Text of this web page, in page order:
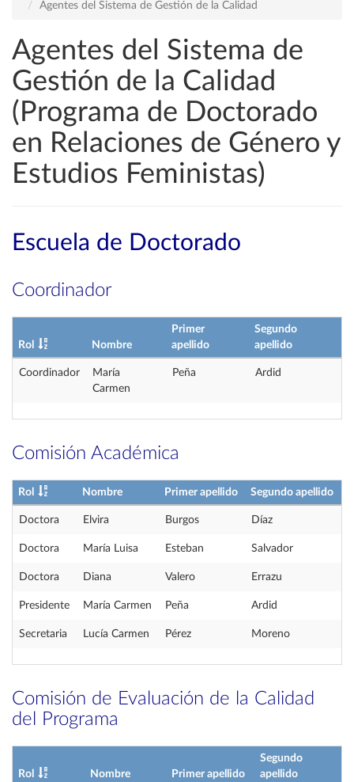
Agentes del Sistema de Gestión de la Calidad
Agentes del Sistema de
Gestión de la Calidad
(Programa de Doctorado
en Relaciones de Género y
Estudios Feministas)
Escuela de Doctorado
Coordinador
Rol Nombre
Primer
apellido
Segundo
apellido
Coordinador
María
Carmen
Peña Ardid
Comisión Académica
Rol Nombre Primer apellido Segundo apellido
Doctora Elvira Burgos Díaz
Doctora María Luisa Esteban Salvador
Doctora Diana Valero Errazu
Presidente María Carmen Peña Ardid
Secretaria Lucía Carmen Pérez Moreno
Comisión de Evaluación de la Calidad
del Programa
Rol Nombre Primer apellido
Segundo
apellido